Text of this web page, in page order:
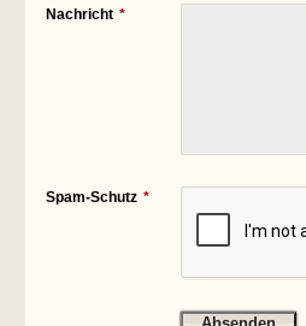
Nachricht
Spam-Schutz